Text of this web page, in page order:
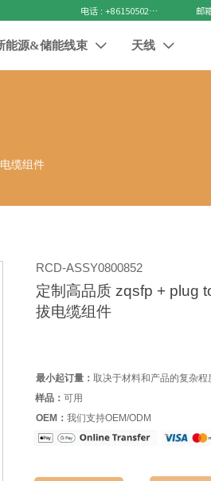
电话 : +8615050271688
能源&储能线束  天线 
缆组件
RCD-ASSY0800852
定制高品质 zqsfp + plug
拔电缆组件
最小起订量： 取决于材料和产品的复杂
样品：可用
OEM： 我们支持OEM/ODM